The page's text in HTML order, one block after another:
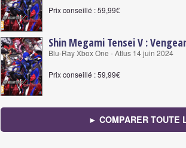
Prix conseillé : 59,99€
Shin Megami Tensei V :
Blu-Ray Xbox One - Atlus 14 juin 2024
Prix conseillé : 59,99€
► COMPARER TOUTE